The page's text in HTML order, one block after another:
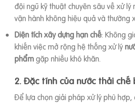
đội ngũ kỹ thuật chuyên sâu về xử lý
vận hành không hiệu quả và thường
Diện tích xây dựng hạn chế: Không
khiến việc mở rộng hệ thống xử lý
phẩmgặp nhiều khó khăn.
2. Đặc tính của nước thải
Để lựa chọn giải pháp xử lý phù hợp,